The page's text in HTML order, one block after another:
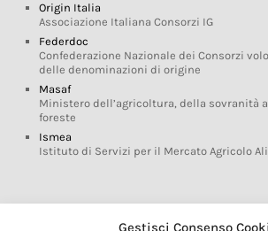
Gestisci Consenso
Origin Italia
Associazione Italiana Consorzi IG
Federdoc
Confederazione Nazionale dei Consorzi
delle denominazioni di origine
Masaf
Ministero dell’agricoltura, della sovranità
foreste
Ismea
Istituto di Servizi per il Mercato Agricolo
Glossario DOP IGP